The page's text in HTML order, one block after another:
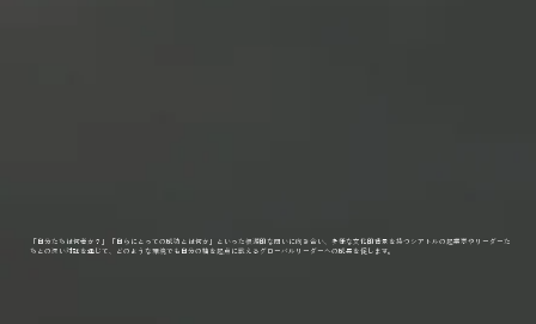
「自分たちは何者か？」「自らにとっての成功とは何か」といった根源的な問いに向き合い、多様な文化的背景を持つシアトルの起業家やリーダーた
ちとの深い対話を通じて、どのような環境でも自分の軸を起点に戦えるグローバルリーダーへの成長を促します。